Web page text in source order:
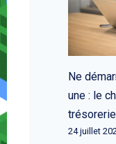
Ne
une : le
24 juillet